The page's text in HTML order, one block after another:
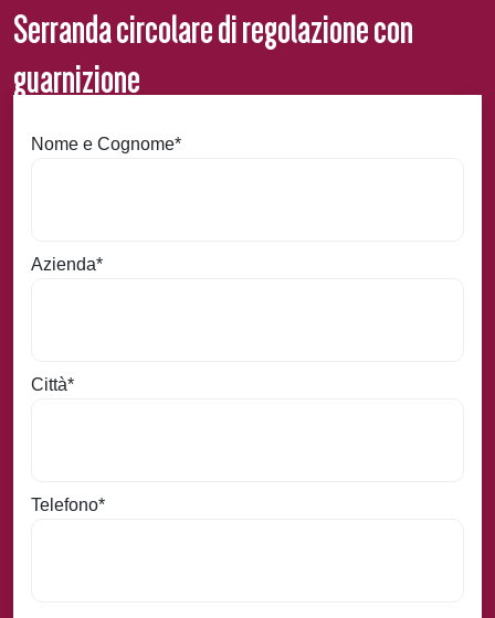
Serranda circolare di regolazione con
guarnizione
Nome e Cognome*
Azienda*
Città*
Telefono*